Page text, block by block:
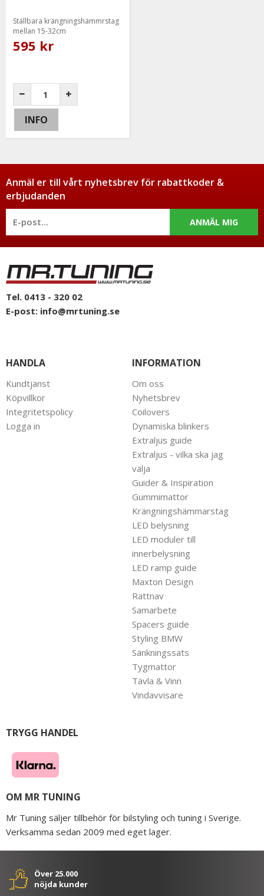
Ställbara krängningshämmrstag
mellan 15-32cm
595 kr
INFO
Anmäl er till vårt nyhetsbrev för rabattkoder &
erbjudanden
ANMÄL MIG
Tel. 0413 - 320 02
E-post: info@mrtuning.se
HANDLA
Kundtjänst
Köpvillkor
Integritetspolicy
Logga in
INFORMATION
Om oss
Nyhetsbrev
Coilovers
Dynamiska blinkers
Extraljus guide
Extraljus - vilka ska jag
välja
Guider & Inspiration
Gummimattor
Krängningshämmarstag
LED belysning
LED moduler till
innerbelysning
LED ramp guide
Maxton Design
Rattnav
Samarbete
Spacers guide
Styling BMW
Sänkningssats
Tygmattor
Tävla & Vinn
Vindavvisare
TRYGG HANDEL
OM MR TUNING
Mr Tuning säljer tillbehör för bilstyling och tuning i Sverige.
Verksamma sedan 2009 med eget lager.
Över 25.000
nöjda kunder